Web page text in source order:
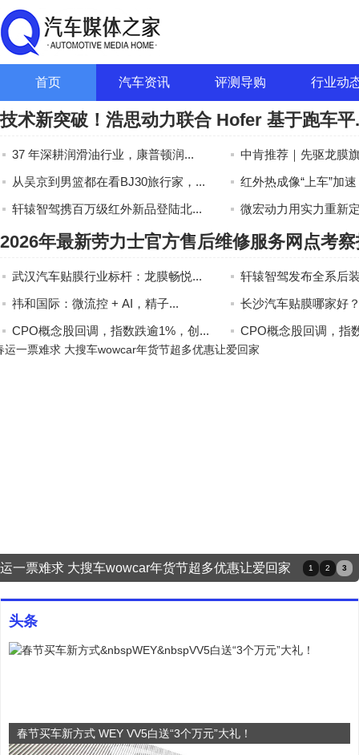
首页 汽车资讯 评测导购 行业动
技术新突破！浩思动力联合 Hofer 基于跑车平
37 年深耕润滑油行业，康普顿润...
中肯推荐｜先驱龙膜
从吴京到男篮都在看BJ30旅行家，...
红外热成像“上车”加
轩辕智驾携百万级红外新品登陆北...
微宏动力用实力重新
2026年最新劳力士官方售后维修服务网点考
武汉汽车贴膜行业标杆：龙膜畅悦...
轩辕智驾发布全系后
祎和国际：微流控 + AI，精子...
长沙汽车贴膜哪家好
CPO概念股回调，指数跌逾1%，创...
CPO概念股回调，指
一票难求 大搜车wowcar年货节超多优惠让爱回家 1 2 3
头条
春节买车新方式 WEY VV5白送“3个万元”大礼！